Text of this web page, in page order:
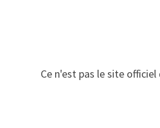
Ce n'est pas le site